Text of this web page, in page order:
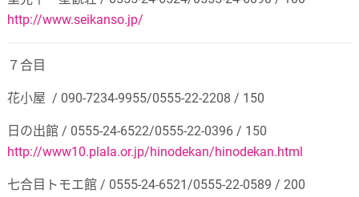
http://www.seikanso.jp/
７合目
花小屋 / 090-7234-9955/0555-22-2208 / 150
日の出館 / 0555-24-6522/0555-22-0396 / 150
http://www10.plala.or.jp/hinodekan/hinodekan.html
七合目トモエ館 / 0555-24-6521/0555-22-0589 / 200